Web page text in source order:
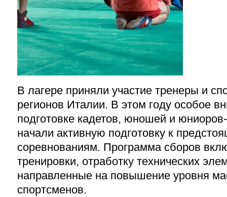
В лагере приняли участие тренеры и
регионов Италии. В этом году особое
подготовке кадетов, юношей и
начали активную подготовку к
соревнованиям. Программа сборов
тренировки, отработку технических
направленные на повышение уровня
спортсменов.